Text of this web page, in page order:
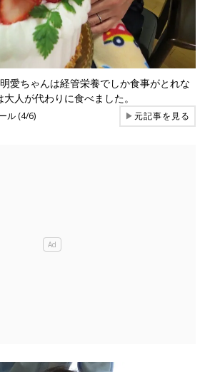
愛ちゃんは経管栄養でしか食事がとれな
人が代わりに食べました。
ル (4/6) ▶元記事を見る